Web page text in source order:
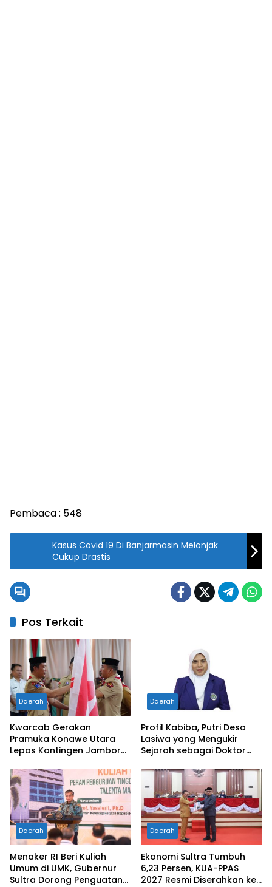
Pembaca : 548
Kasus Covid 19 Di Banjarmasin Melonjak
Cukup Drastis
Pos Terkait
Daerah
Kwarcab Gerakan
Pramuka Konawe Utara
Lepas Kontingen Jambore
Ikbar: Tunjukkan Karakter
Generasi Muda Konut yang
Disiplin dan Berprestasi
Daerah
Profil Kabiba, Putri Desa
Lasiwa yang Mengukir
Sejarah sebagai Doktor
Kelahirannya
Daerah
Menaker RI Beri Kuliah
Umum di UMK, Gubernur
Sultra Dorong Penguatan
Daerah
Ekonomi Sultra Tumbuh
6,23 Persen, KUA-PPAS
2027 Resmi Diserahkan ke